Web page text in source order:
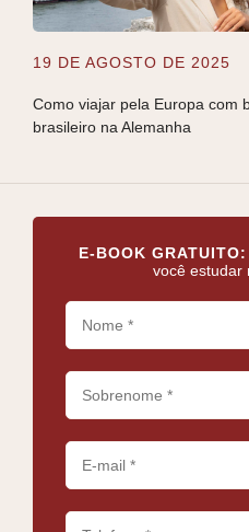
19 DE AGOSTO DE 2025
Como viajar pela Europa com
brasileiro na Alemanha
E-BOOK GRATUITO:
você estudar